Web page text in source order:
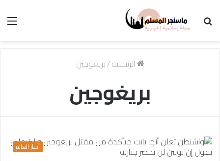
الرئيسية/بريغوجين
بريغوجين
أخبار العالم